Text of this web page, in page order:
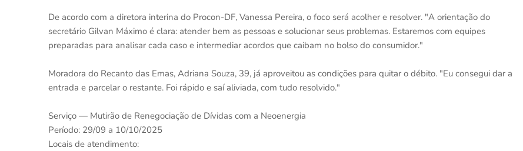
De acordo com a diretora interina do Procon-DF, Vanessa Pereira, o foco será acolher e resolver. "A orientação do
secretário Gilvan Máximo é clara: atender bem as pessoas e solucionar seus problemas. Estaremos com equipes
preparadas para analisar cada caso e intermediar acordos que caibam no bolso do consumidor."
Moradora do Recanto das Emas, Adriana Souza, 39, já aproveitou as condições para quitar o débito. "Eu consegui dar a
entrada e parcelar o restante. Foi rápido e saí aliviada, com tudo resolvido."
Serviço — Mutirão de Renegociação de Dívidas com a Neoenergia
Período: 29/09 a 10/10/2025
Locais de atendimento: